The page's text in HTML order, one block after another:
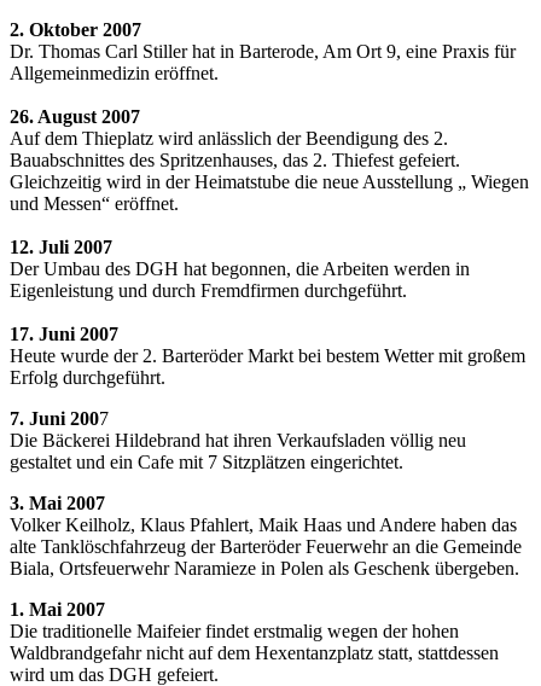
2. Oktober 2007
Dr. Thomas Carl Stiller hat in Barterode, Am Ort 9, eine Praxis für
Allgemeinmedizin eröffnet.
26. August 2007
Auf dem Thieplatz wird anlässlich der Beendigung des 2.
Bauabschnittes des Spritzenhauses, das 2. Thiefest gefeiert.
Gleichzeitig wird in der Heimatstube die neue Ausstellung „ Wiegen
und Messen“ eröffnet.
12. Juli 2007
Der Umbau des DGH hat begonnen, die Arbeiten werden in
Eigenleistung und durch Fremdfirmen durchgeführt.
17. Juni 2007
Heute wurde der 2. Barteröder Markt bei bestem Wetter mit großem
Erfolg durchgeführt.
7. Juni 2007
Die Bäckerei Hildebrand hat ihren Verkaufsladen völlig neu
gestaltet und ein Cafe mit 7 Sitzplätzen eingerichtet.
3. Mai 2007
Volker Keilholz, Klaus Pfahlert, Maik Haas und Andere haben das
alte Tanklöschfahrzeug der Barteröder Feuerwehr an die Gemeinde
Biala, Ortsfeuerwehr Naramieze in Polen als Geschenk übergeben.
1. Mai 2007
Die traditionelle Maifeier findet erstmalig wegen der hohen
Waldbrandgefahr nicht auf dem Hexentanzplatz statt, stattdessen
wird um das DGH gefeiert.